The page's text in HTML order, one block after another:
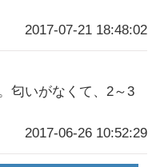
2017-07-21 18:48:02
匂いがなくて、2～3
2017-06-26 10:52:29